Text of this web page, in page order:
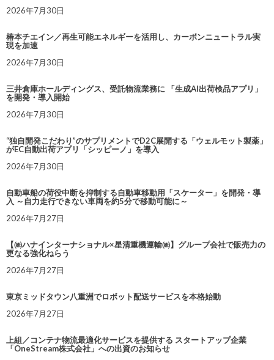
2026年7月30日
椿本チエイン／再生可能エネルギーを活用し、カーボンニュートラル実
現を加速
2026年7月30日
三井倉庫ホールディングス、受託物流業務に 「生成AI出荷検品アプリ」
を開発・導入開始
2026年7月30日
“独自開発こだわり”のサプリメントでD2C展開する「ウェルモット製薬」
がEC自動出荷アプリ「シッピーノ」を導入
2026年7月30日
自動車船の荷役中断を抑制する自動車移動用「スケーター」を開発・導
入 ～自力走行できない車両を約5分で移動可能に～
2026年7月27日
【㈱ハナインターナショナル×星清重機運輸㈱】グループ会社で販売力の
更なる強化ねらう
2026年7月27日
東京ミッドタウン八重洲でロボット配送サービスを本格始動
2026年7月27日
上組／コンテナ物流最適化サービスを提供する スタートアップ企業
「OneStream株式会社」への出資のお知らせ